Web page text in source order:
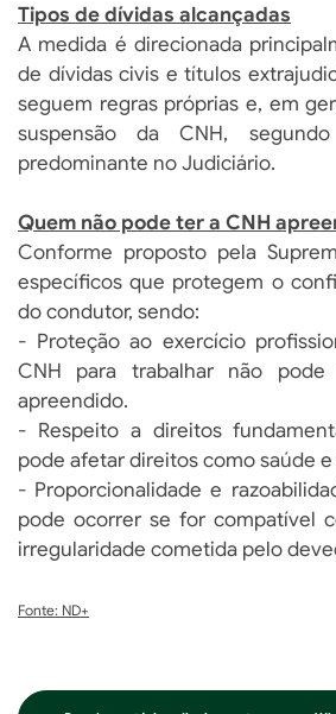
Tipos de dívidas alcançadas
A medida é direcionada
de dívidas civis e títulos
seguem regras próprias e, em
suspensão da CNH,
predominante no Judiciário.
Quem não pode ter a CNH
Conforme proposto pela
específicos que protegem o
do condutor, sendo:
- Proteção ao exercício
CNH para trabalhar não
apreendido.
- Respeito a direitos
pode afetar direitos como saúde
- Proporcionalidade e
pode ocorrer se for compatível
irregularidade cometida pelo
Fonte: ND+